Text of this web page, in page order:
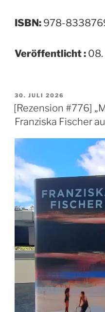
ISBN: 978-
Veröffentlicht :
VERÖFFENTLICHT
AM
30. JULI 2026
[Rezension #776]
Franziska Fischer